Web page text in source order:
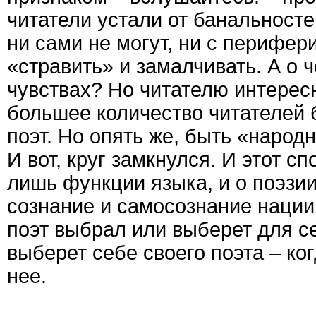
читатели устали от
ни сами не могут, ни с
«стравить» и замалчивать. А о
чувствах? Но читателю
большее количество
поэт. Но опять же, быть
И вот, круг замкнулся. И этот
лишь функции языка, и о
сознание и самосознание
поэт выбрал или выберет для
выберет себе своего поэта –
нее.